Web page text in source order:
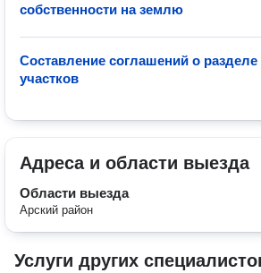
собственности на землю
Составление соглашений о
участков
Адреса и области выезда
Области выезда
Арский район
Услуги других